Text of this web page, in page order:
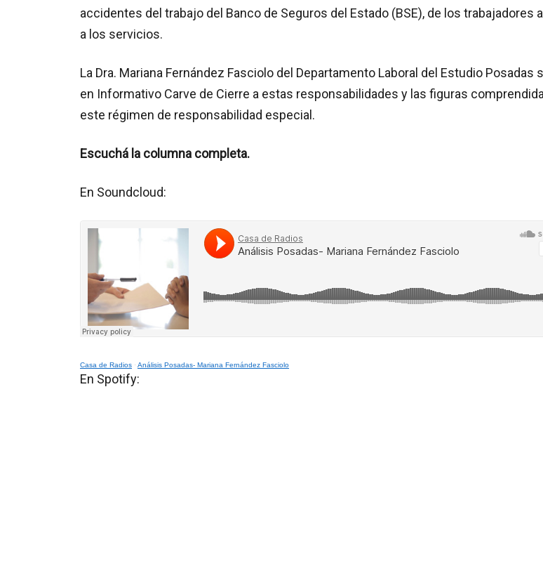
accidentes del trabajo del Banco de Seguros del Estado (BSE), de los trabajadores
a los servicios.
La Dra. Mariana Fernández Fasciolo del Departamento Laboral del Estudio Posadas
en Informativo Carve de Cierre a estas responsabilidades y las figuras
este régimen de responsabilidad especial.
Escuchá la columna completa.
En Soundcloud:
Casa de Radios · Análisis Posadas- Mariana Fernández Fasciolo
En Spotify: